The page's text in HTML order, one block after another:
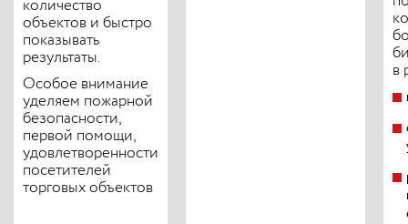
количество
объектов и быстро
показывать
результаты.
Особое внимание
уделяем пожарной
безопасности,
первой помощи,
удовлетворенности
посетителей
торговых объектов
в